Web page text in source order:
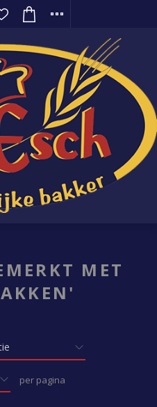
MET
per pagina